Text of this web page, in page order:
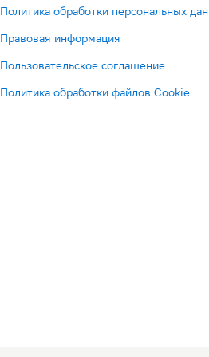
Политика обработки персональных
Правовая информация
Пользовательское соглашение
Политика обработки файлов Cookie